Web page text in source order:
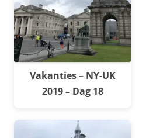
Vakanties – NY-UK
2019 – Dag 18